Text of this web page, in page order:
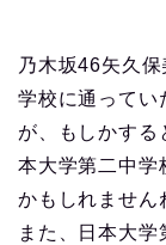
乃木坂46矢久
学校に通ってい
が、もしかする
本大学第二中学
かもしれません
また、日本大